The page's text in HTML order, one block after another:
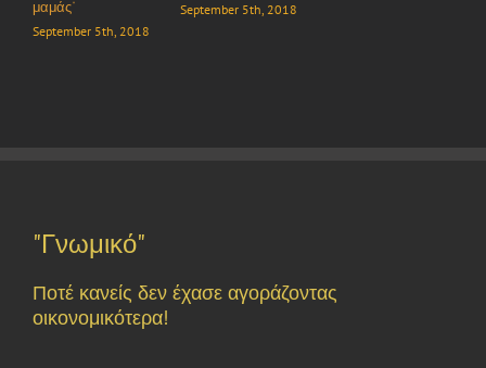
September 5th, 2018
"Γνωμικό"
Ποτέ κανείς δεν έχασε αγοράζοντας
οικονομικότερα!